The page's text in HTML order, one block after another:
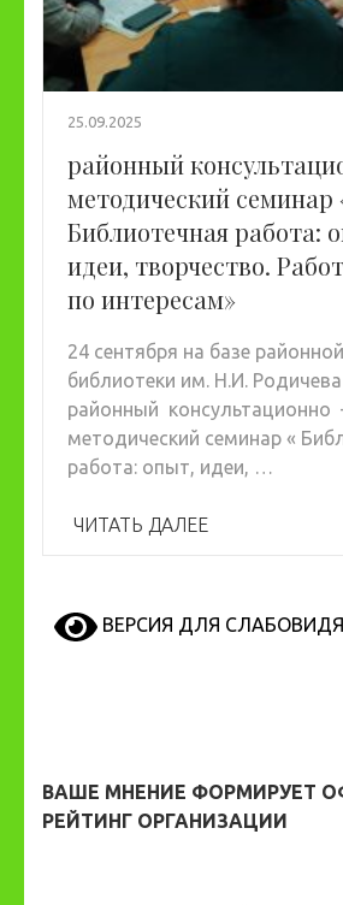
25.09.2025
районный
методический семинар
Библиотечная работа:
идеи, творчество.
по интересам»
24 сентября на базе районной
библиотеки им. Н.И.
районный
методический семинар «
работа: опыт, идеи, …
ЧИТАТЬ ДАЛЕЕ
ВЕРСИЯ ДЛЯ
ВАШЕ МНЕНИЕ ФОРМИРУЕТ
РЕЙТИНГ ОРГАНИЗАЦИИ